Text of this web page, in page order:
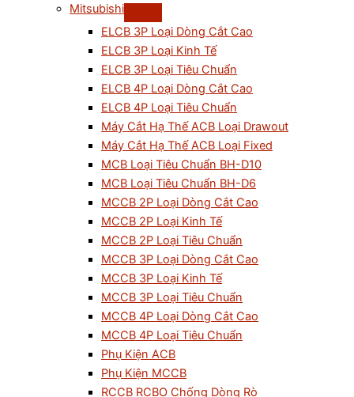
Mitsubishi
ELCB 3P Loại Dòng Cắt Cao
ELCB 3P Loại Kinh Tế
ELCB 3P Loại Tiêu Chuẩn
ELCB 4P Loại Dòng Cắt Cao
ELCB 4P Loại Tiêu Chuẩn
Máy Cắt Hạ Thế ACB Loại Drawout
Máy Cắt Hạ Thế ACB Loại Fixed
MCB Loại Tiêu Chuẩn BH-D10
MCB Loại Tiêu Chuẩn BH-D6
MCCB 2P Loại Dòng Cắt Cao
MCCB 2P Loại Kinh Tế
MCCB 2P Loại Tiêu Chuẩn
MCCB 3P Loại Dòng Cắt Cao
MCCB 3P Loại Kinh Tế
MCCB 3P Loại Tiêu Chuẩn
MCCB 4P Loại Dòng Cắt Cao
MCCB 4P Loại Tiêu Chuẩn
Phụ Kiện ACB
Phụ Kiện MCCB
RCCB RCBO Chống Dòng Rò